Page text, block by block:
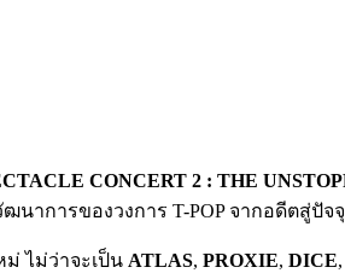
CONCERT 2 : THE
าการของวงการ T-POP จากอดีตสู่ปัจ
ไม่ว่าจะเป็น ATLAS, PROXIE, DICE,